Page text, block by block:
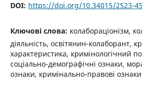
DOI: https://doi.org/10.34015/2523-
Ключові слова: колабораціонізм,
діяльність, освітянин-колаборант,
характеристика, кримінологічний
соціально-демографічні ознаки,
ознаки, кримінально-правові ознаки